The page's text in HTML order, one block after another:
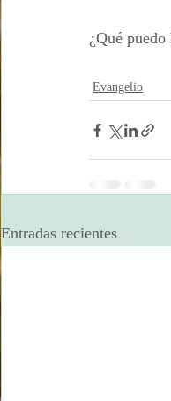
¿Qué
Evangelio
Entradas recientes